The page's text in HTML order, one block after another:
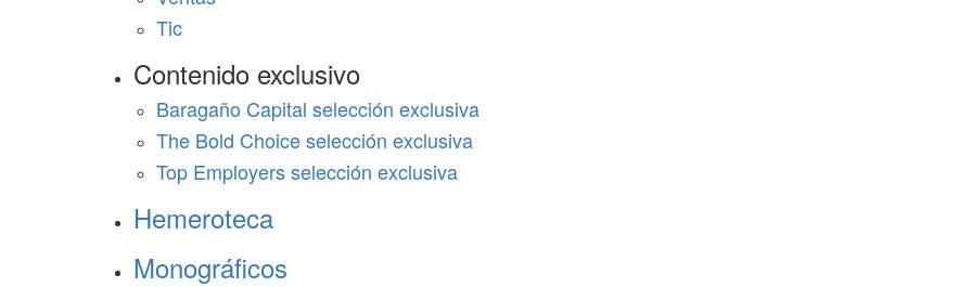
Tic
Contenido exclusivo
Baragaño Capital selección exclusiva
The Bold Choice selección exclusiva
Top Employers selección exclusiva
Hemeroteca
Monográficos